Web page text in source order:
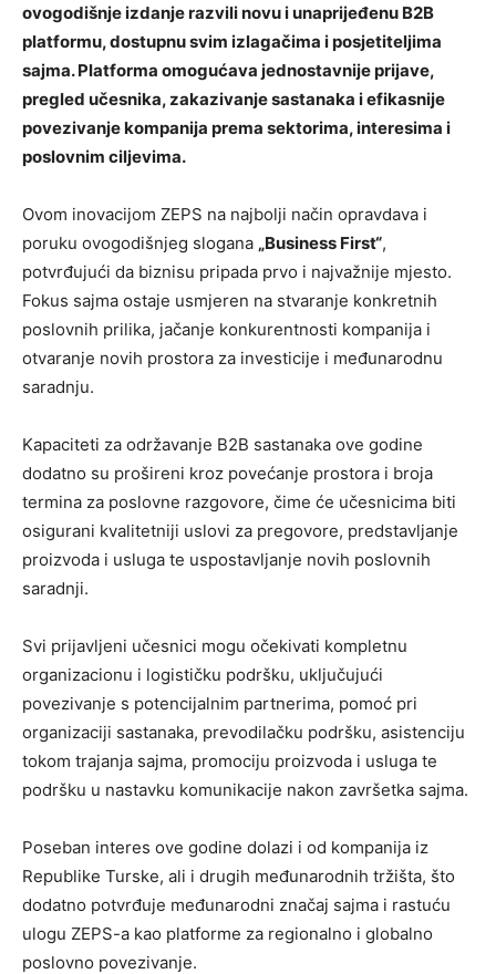
ovogodišnje izdanje razvili novu i unaprijeđenu B2B
platformu, dostupnu svim izlagačima i posjetiteljima
sajma. Platforma omogućava jednostavnije prijave,
pregled učesnika, zakazivanje sastanaka i efikasnije
povezivanje kompanija prema sektorima, interesima i
poslovnim ciljevima.
Ovom inovacijom ZEPS na najbolji način opravdava i
poruku ovogodišnjeg slogana „Business First“,
potvrđujući da biznisu pripada prvo i najvažnije mjesto.
Fokus sajma ostaje usmjeren na stvaranje konkretnih
poslovnih prilika, jačanje konkurentnosti kompanija i
otvaranje novih prostora za investicije i međunarodnu
saradnju.
Kapaciteti za održavanje B2B sastanaka ove godine
dodatno su prošireni kroz povećanje prostora i broja
termina za poslovne razgovore, čime će učesnicima biti
osigurani kvalitetniji uslovi za pregovore, predstavljanje
proizvoda i usluga te uspostavljanje novih poslovnih
saradnji.
Svi prijavljeni učesnici mogu očekivati kompletnu
organizacionu i logističku podršku, uključujući
povezivanje s potencijalnim partnerima, pomoć pri
organizaciji sastanaka, prevodilačku podršku, asistenciju
tokom trajanja sajma, promociju proizvoda i usluga te
podršku u nastavku komunikacije nakon završetka sajma.
Poseban interes ove godine dolazi i od kompanija iz
Republike Turske, ali i drugih međunarodnih tržišta, što
dodatno potvrđuje međunarodni značaj sajma i rastuću
ulogu ZEPS-a kao platforme za regionalno i globalno
poslovno povezivanje.